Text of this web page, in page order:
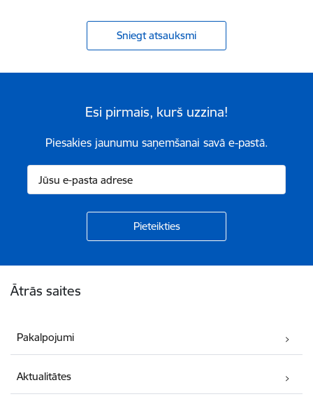
Sniegt atsauksmi
Esi pirmais, kurš uzzina!
Piesakies jaunumu saņemšanai savā e-pastā.
Ātrās saites
Pakalpojumi
Aktualitātes